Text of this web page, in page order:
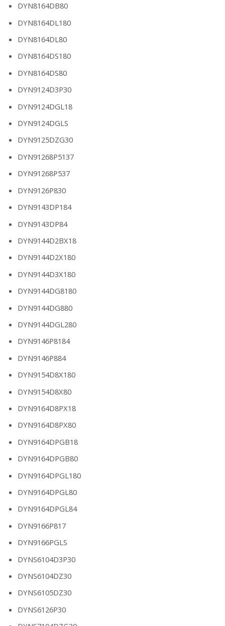
DYN8164DB80
DYN8164DL180
DYN8164DL80
DYN8164DS180
DYN8164DS80
DYN9124D3P30
DYN9124DGL18
DYN9124DGLS
DYN9125DZG30
DYN91268P5137
DYN91268P537
DYN9126P830
DYN9143DP184
DYN9143DP84
DYN9144D2BX18
DYN9144D2X180
DYN9144D3X180
DYN9144DG8180
DYN9144DG880
DYN9144DGL280
DYN9146P8184
DYN9146P884
DYN9154D8X180
DYN9154D8X80
DYN9164D8PX18
DYN9164D8PX80
DYN9164DPGB18
DYN9164DPGB80
DYN9164DPGL180
DYN9164DPGL80
DYN9164DPGL84
DYN9166P817
DYN9166PGLS
DYNS6104D3P30
DYNS6104DZ30
DYNS6105DZ30
DYNS6126P30